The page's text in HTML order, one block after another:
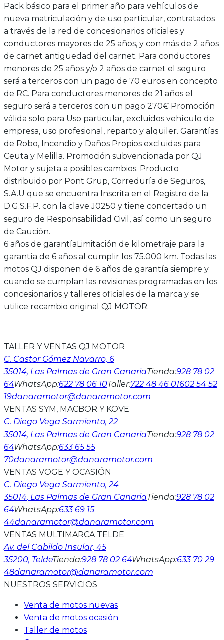
Pack básico para el primer año para vehículos de
nueva matriculación y de uso particular, contratados
a través de la red de concesionarios oficiales y
conductores mayores de 25 años, y con más de 2 años
de carnet antigüedad del carnet. Para conductores
menores de 25 años y/o 2 años de carnet el seguro
será a terceros con un pago de 70 euros en concepto
de RC. Para conductores menores de 21 años el
seguro será a terceros con un pago 270€ Promoción
válida solo para Uso particular, excluidos vehículo de
empresa, uso profesional, reparto y alquiler. Garantías
de Robo, Incendio y Daños Propios excluidas para
Ceuta y Melilla. Promoción subvencionada por QJ
Motor y sujeta a posibles cambios. Producto
distribuido por Pont Grup, Correduría de Seguros,
S.A.U que se encuentra Inscrita en el Registro de la
D.G.S.F.P. con la clave J0250 y tiene concertado un
seguro de Responsabilidad Civil, así como un seguro
de Caución.
6 años de garantíaLimitación de kilometraje para la
garantía de 6 años al cumplir los 75.000 km. Todas las
motos QJ disponen de 6 años de garantía siempre y
cuando se cumplan las revisiones programadas en los
concesionarios y talleres oficiales de la marca y se
utilice recambio original QJ MOTOR.
TALLER Y VENTAS QJ MOTOR
C. Castor Gómez Navarro, 6
35014, Las Palmas de Gran CanariaTienda:928 78 02
64WhatsApp:622 78 06 10Taller:722 48 46 01602 54 52
19danaramotor@danaramotor.com
VENTAS SYM, MACBOR Y KOVE
C. Diego Vega Sarmiento, 22
35014, Las Palmas de Gran CanariaTienda:928 78 02
64WhatsApp:633 65 55
70danaramotor@danaramotor.com
VENTAS VOGE Y OCASIÓN
C. Diego Vega Sarmiento, 24
35014, Las Palmas de Gran CanariaTienda:928 78 02
64WhatsApp:633 69 15
44danaramotor@danaramotor.com
VENTAS MULTIMARCA TELDE
Av. del Cabildo Insular, 45
35200, TeldeTienda:928 78 02 64WhatsApp:633 70 29
48danaramotor@danaramotor.com
NUESTROS SERVICIOS
Venta de motos nuevas
Venta de motos ocasión
Taller de motos